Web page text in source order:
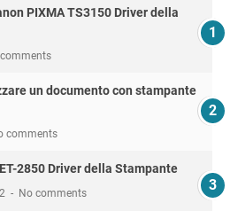
PIXMA TS3150 Driver della
un documento con stampante
comments
2850 Driver della Stampante
No comments